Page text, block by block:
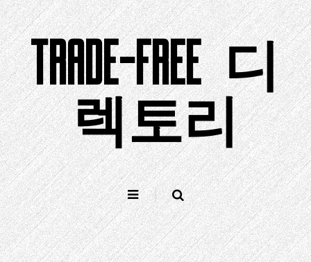
컨
텐
츠
로
건
너
뛰
기
TRADE-FREE 디
렉토리